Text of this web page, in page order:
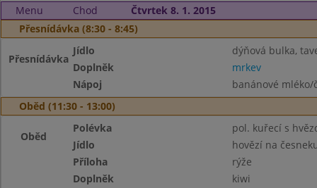
Menu
Chod
Čtvrtek 8. 1. 2015
Přesnídávka (8:30 - 8:45)
Přesnídávka
Jídlo
dýňová bulka,
Doplněk
mrkev
Nápoj
banánové mléko/
Oběd (11:30 - 13:00)
Oběd
Polévka
pol. kuřecí s
Jídlo
hovězí na
Příloha
rýže
Doplněk
kiwi